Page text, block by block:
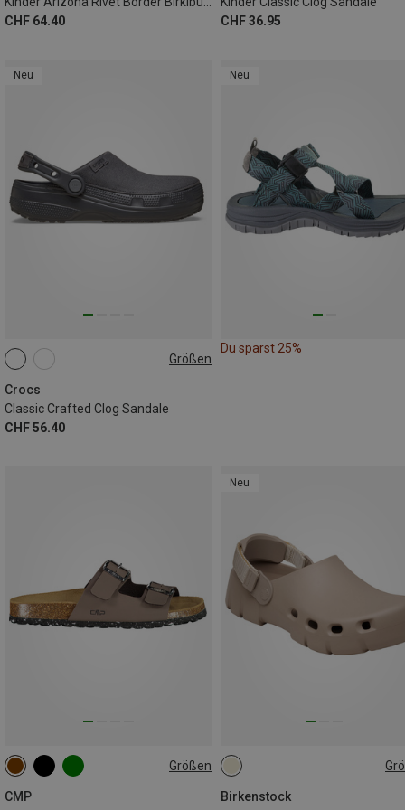
CHF 64.40
CHF 36.95
Neu
Größen
Crocs
Classic Crafted Clog Sandale
CHF 56.40
Neu
Du sparst 25%
Größen
CMP
Neu
Birkenstock
37